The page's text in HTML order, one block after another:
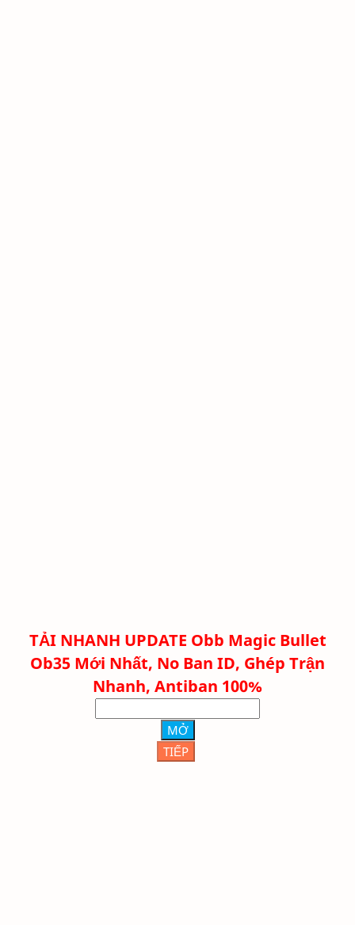
TẢI NHANH UPDATE Obb Magic Bullet
Ob35 Mới Nhất, No Ban ID, Ghép Trận
Nhanh, Antiban 100%
MỞ
TIẾP